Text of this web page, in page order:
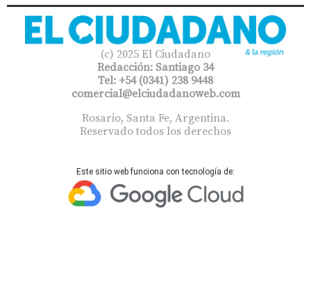
(c) 2025 El Ciudadano
Redacción: Santiago 34
Tel: +54 (0341) 238 9448
comercial@elciudadanoweb.com​
Rosario, Santa Fe, Argentina.
Reservado todos los derechos
Este sitio web funciona con tecnología de: